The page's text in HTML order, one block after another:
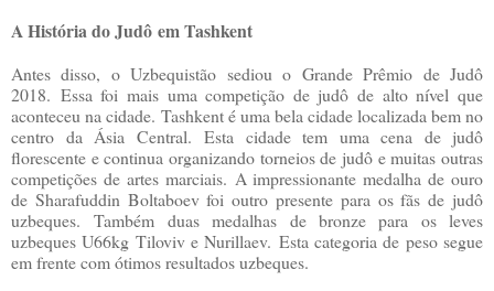
A História do Judô em Tashkent
Antes disso, o Uzbequistão sediou o Grande Prêmio de Judô
2018. Essa foi mais uma competição de judô de alto nível que
aconteceu na cidade. Tashkent é uma bela cidade localizada bem no
centro da Ásia Central. Esta cidade tem uma cena de judô
florescente e continua organizando torneios de judô e muitas outras
competições de artes marciais. A impressionante medalha de ouro
de Sharafuddin Boltaboev foi outro presente para os fãs de judô
uzbeques.Também duas medalhas de bronze para os leves
uzbeques U66kg Tiloviv e Nurillaev. Esta categoria de peso segue
em frente com ótimos resultados uzbeques.